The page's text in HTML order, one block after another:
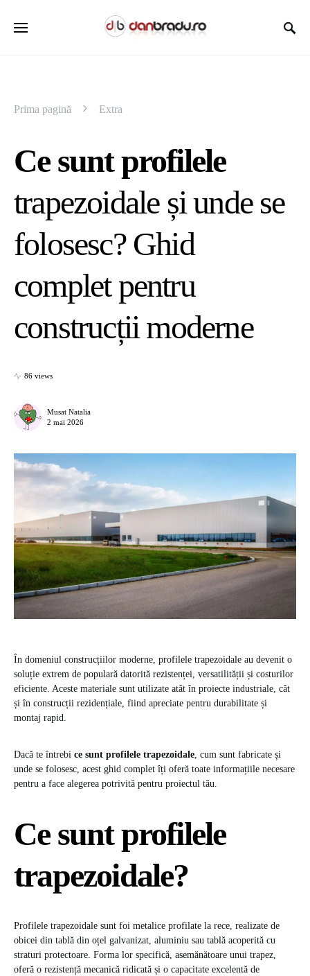
Prima pagină Extra
Ce sunt profilele
trapezoidale și unde se
folosesc? Ghid
complet pentru
construcții moderne
86 views
Musat Natalia
2 mai 2026
În domeniul construcțiilor moderne, profilele trapezoidale au devenit o
soluție extrem de populară datorită rezistenței, versatilității și costurilor
eficiente. Aceste materiale sunt utilizate atât în proiecte industriale, cât
și în construcții rezidențiale, fiind apreciate pentru durabilitate și
montaj rapid.
Dacă te întrebi ce sunt profilele trapezoidale, cum sunt fabricate și
unde se folosesc, acest ghid complet îți oferă toate informațiile necesare
pentru a face alegerea potrivită pentru proiectul tău.
Ce sunt profilele
trapezoidale?
Profilele trapezoidale sunt foi metalice profilate la rece, realizate de
obicei din tablă din oțel galvanizat, aluminiu sau tablă acoperită cu
straturi protectoare. Forma lor specifică, asemănătoare unui trapez,
oferă o rezistență mecanică ridicată și o capacitate excelentă de